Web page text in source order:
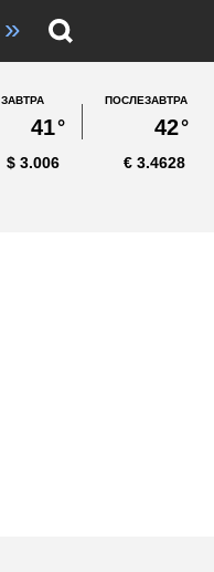
»
ЗАВТРА
41°
ПОСЛЕЗАВТРА
42°
3.006
$ 3.4628
€